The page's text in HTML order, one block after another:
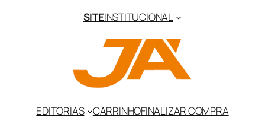
SITEINSTITUCIONAL
EDITORIAS CARRINHOFINALIZAR COMPRA